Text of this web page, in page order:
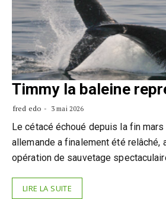
Timmy la baleine
fred edo 3 mai 2026
Le cétacé échoué depuis la fin
allemande a finalement été relâché,
opération de sauvetage
LIRE LA SUITE